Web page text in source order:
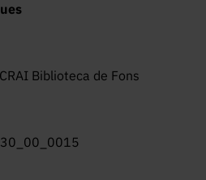
Biblioteca de Fons